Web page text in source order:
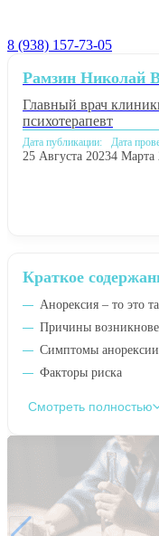
8 (938) 157-73-05
Краткое
Анорексия – то это
Причины
Симптомы анорексии
Факторы риска
Смотреть полностью
Рамзин Николай
Главный врач
психотерапевт
Дата публикации:
25 Августа 2023
Дата
4 Марта